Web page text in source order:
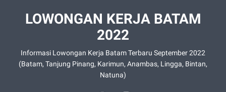
LOWONGAN KERJA BATAM
2022
Informasi Lowongan Kerja Batam Terbaru September 2022
(Batam, Tanjung Pinang, Karimun, Anambas, Lingga, Bintan,
Natuna)